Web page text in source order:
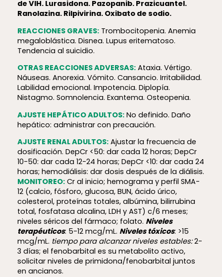
de VIH. Lurasidona. Pazopanib. Prazicuantel.
Ranolazina. Rilpivirina. Oxibato de sodio.
REACCIONES GRAVES:Trombocitopenia. Anemia
megaloblástica. Disnea. Lupus eritematoso.
Tendencia al suicidio.
OTRAS REACCIONES ADVERSAS:Ataxia. Vértigo.
Náuseas. Anorexia. Vómito. Cansancio. Irritabilidad.
Labilidad emocional. Impotencia. Diplopía.
Nistagmo. Somnolencia. Exantema. Osteopenia.
AJUSTE HEPÁTICO ADULTOS:No definido. Daño
hepático: administrar con precaución.
AJUSTE RENAL ADULTOS:Ajustar la frecuencia de
dosificación. DepCr <50: dar cada 12 horas; DepCr
10-50: dar cada 12-24 horas; DepCr <10: dar cada 24
horas; hemodiálisis: dar dosis después de la diálisis.
MONITOREO:Cr al inicio; hemograma y perfil SMA-
12 (calcio, fósforo, glucosa, BUN, ácido úrico,
colesterol, proteínas totales, albúmina, bilirrubina
total, fosfatasa alcalina, LDH y AST) c/6 meses;
niveles séricos del fármaco; folato. Niveles
terapéuticos: 5-12 mcg/mL. Niveles tóxicos: >15
mcg/mL. tiempo para alcanzar niveles estables:2-
3 días; el fenobarbital es su metabolito activo,
solicitar niveles de primidona/fenobarbital juntos
en ancianos.